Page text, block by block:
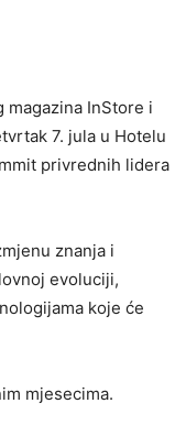
InStore i
7. jula u Hotelu
privrednih lidera
znanja i
evoluciji,
koje će
mjesecima.